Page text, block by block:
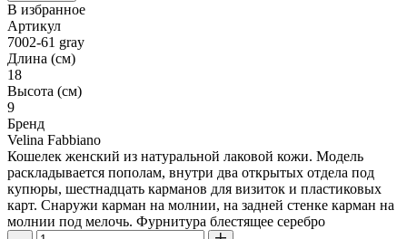
В избранное
Артикул
7002-61 gray
Длина (см)
18
Высота (см)
9
Бренд
Velina Fabbiano
Кошелек женский из натуральной лаковой кожи. Модель
раскладывается пополам, внутри два открытых отдела под
купюры, шестнадцать карманов для визиток и пластиковых
карт. Снаружи карман на молнии, на задней стенке карман на
молнии под мелочь. Фурнитура блестящее серебро